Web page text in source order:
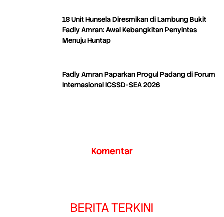
18 Unit Hunsela Diresmikan di Lambung Bukit
Fadly Amran: Awal Kebangkitan Penyintas
Menuju Huntap
Fadly Amran Paparkan Progul Padang di Forum
Internasional ICSSD-SEA 2026
Komentar
BERITA TERKINI